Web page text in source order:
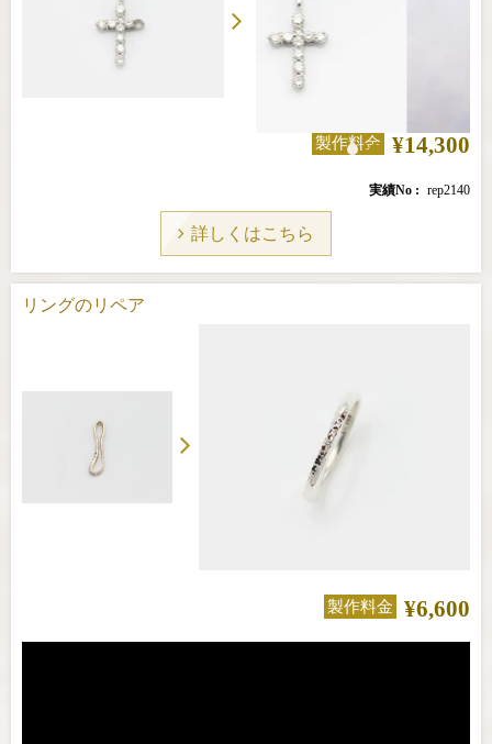
製作料金 ¥14,300
実績No rep2140
詳しくはこちら
リングのリペア
製作料金 ¥6,600